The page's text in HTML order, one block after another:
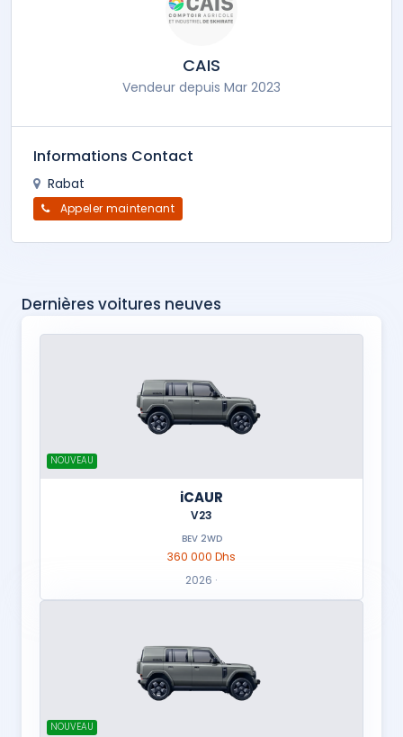
CAIS
Vendeur depuis Mar 2023
Informations Contact
Rabat
Appeler maintenant
Dernières voitures neuves
NOUVEAU
iCAUR
V23
BEV 2WD
360 000 Dhs
2026 ·
NOUVEAU